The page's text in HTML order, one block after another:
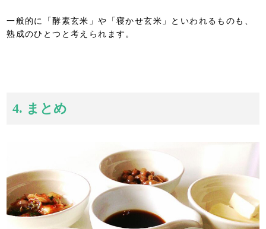
一般的に「酵素玄米」や「寝かせ玄米」といわれるものも、
熟成のひとつと考えられます。
4. まとめ